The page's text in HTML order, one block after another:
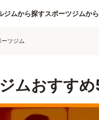
ジムから探すスポーツジムか
ツジム
ムおすす